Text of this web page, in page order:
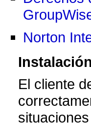
Norton
El cliente